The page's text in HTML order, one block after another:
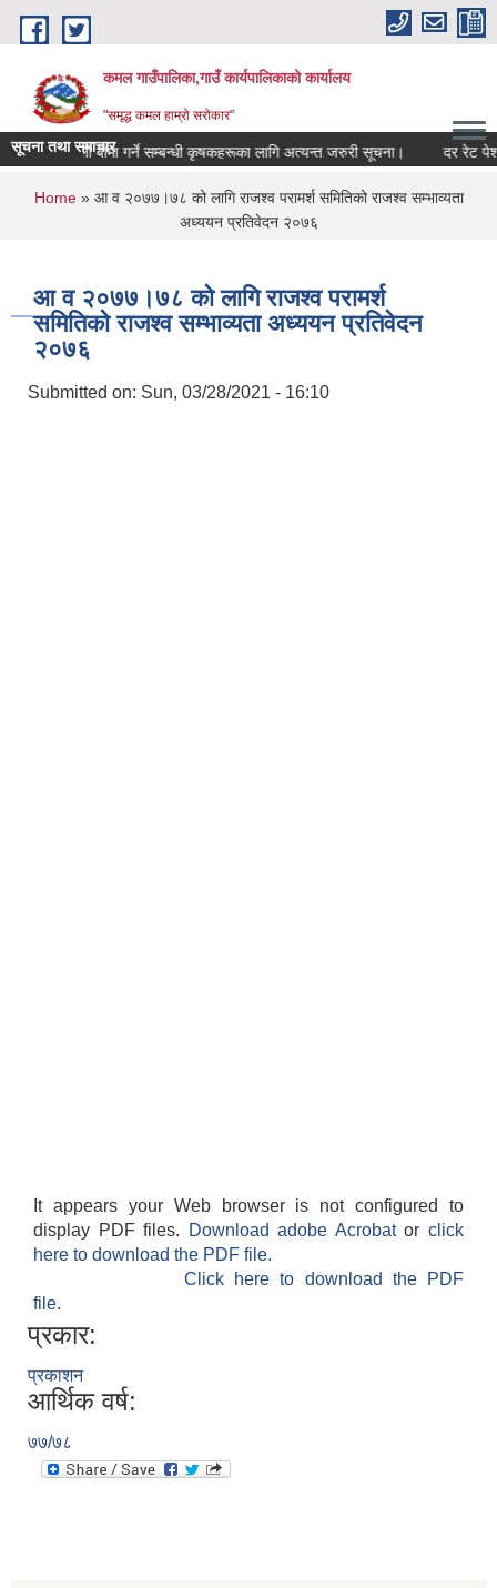
Skip to main content
कमल गाउँपालिका,गाउँ कार्यपालिकाको कार्यालय
"समृद्ध कमल हाम्रो सरोकार"
सूचना तथा समाचार
बाली बीमा गर्ने सम्बन्धी कृषकहरूका लागि अत्यन्त जरुरी सूचना। दर रेट पेश
You are here
Home» आ व २०७७।७८ को लागि राजश्व परामर्श समितिको राजश्व सम्भाव्यता
अध्ययन प्रतिवेदन २०७६
आ व २०७७।७८ को लागि राजश्व परामर्श
समितिको राजश्व सम्भाव्यता अध्ययन प्रतिवेदन
२०७६
Submitted on: Sun, 03/28/2021 - 16:10
It appears your Web browser is not configured to
display PDF files.
Download adobe Acrobatorclick
here to download the PDF file.
Click here to download the PDF
file.
प्रकार:
प्रकाशन
आर्थिक वर्ष:
७७/७८